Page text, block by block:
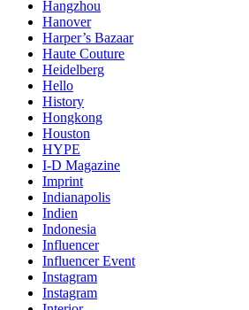
Hangzhou
Hanover
Harper’s Bazaar
Haute Couture
Heidelberg
Hello
History
Hongkong
Houston
HYPE
I-D Magazine
Imprint
Indianapolis
Indien
Indonesia
Influencer
Influencer Event
Instagram
Instagram